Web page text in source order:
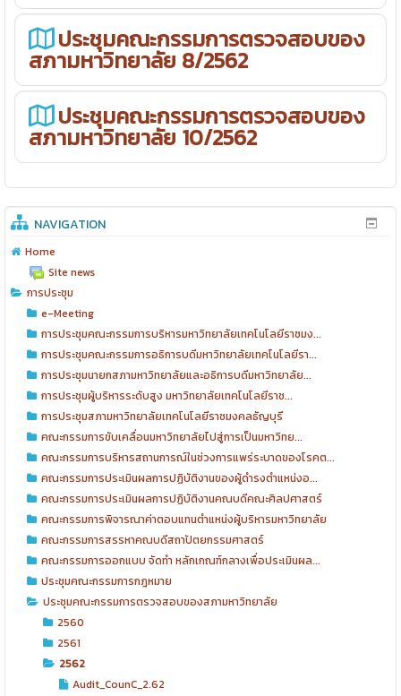
ประชุมคณะกรรมการตรวจสอบของ
สภามหาวิทยาลัย 8/2562
ประชุมคณะกรรมการตรวจสอบของ
สภามหาวิทยาลัย 10/2562
NAVIGATION
Home
Site news
การประชุม
e-Meeting
การประชุมคณะกรรมการบริหารมหาวิทยาลัยเทคโนโลยีราชมง...
การประชุมคณะกรรมการอธิการบดีมหาวิทยาลัยเทคโนโลยีรา...
การประชุมนายกสภามหาวิทยาลัยและอธิการบดีมหาวิทยาลัย...
การประชุมผู้บริหารระดับสูง มหาวิทยาลัยเทคโนโลยีราช...
การประชุมสภามหาวิทยาลัยเทคโนโลยีราชมงคลธัญบุรี
คณะกรรมการขับเคลื่อนมหาวิทยาลัยไปสู่การเป็นมหาวิทย...
คณะกรรมการบริหารสถานการณ์ในช่วงการแพร่ระบาดของโรคต...
คณะกรรมการประเมินผลการปฏิบัติงานของผู้ดำรงตำแหน่งอ...
คณะกรรมการประเมินผลการปฏิบัติงานคณบดีคณะศิลปศาสตร์
คณะกรรมการพิจารณาค่าตอบแทนตำแหน่งผู้บริหารมหาวิทยาลัย
คณะกรรมการสรรหาคณบดีสถาปัตยกรรมศาสตร์
คณะกรรมการออกแบบ จัดทำ หลักเกณฑ์กลางเพื่อประเมินผล...
ประชุมคณะกรรมการกฎหมาย
ประชุมคณะกรรมการตรวจสอบของสภามหาวิทยาลัย
2560
2561
2562
Audit_CounC_2.62